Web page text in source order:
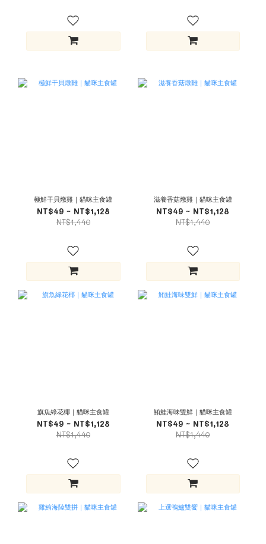
極鮮干貝燉雞｜貓咪主食罐
NT$49 ~ NT$1,128
NT$1,440
滋養香菇燉雞｜貓咪主食罐
NT$49 ~ NT$1,128
NT$1,440
旗魚綠花椰｜貓咪主食罐
NT$49 ~ NT$1,128
NT$1,440
鮪鮭海味雙鮮｜貓咪主食罐
NT$49 ~ NT$1,128
NT$1,440